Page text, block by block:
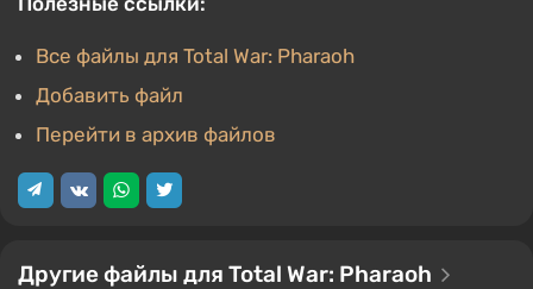
Все файлы для Total War: Pharaoh
Добавить файл
Перейти в архив файлов
Другие файлы для Total War: Pharaoh